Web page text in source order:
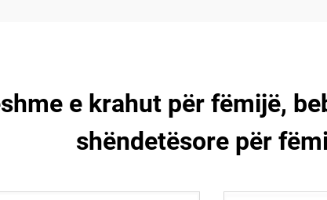
e krahut për fëmijë,
shëndetësore për